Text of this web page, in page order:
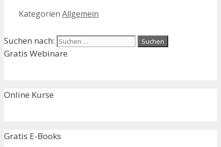
Kategorien Allgemein
Suchen nach:
Gratis Webinare
Online Kurse
Gratis E-Books